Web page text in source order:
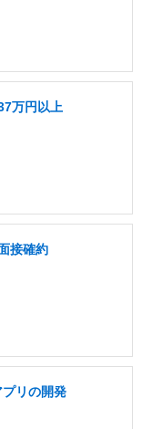
万円以上
接確約
リの開発